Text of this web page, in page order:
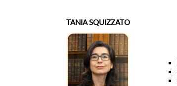
TANIA SQUIZZATO